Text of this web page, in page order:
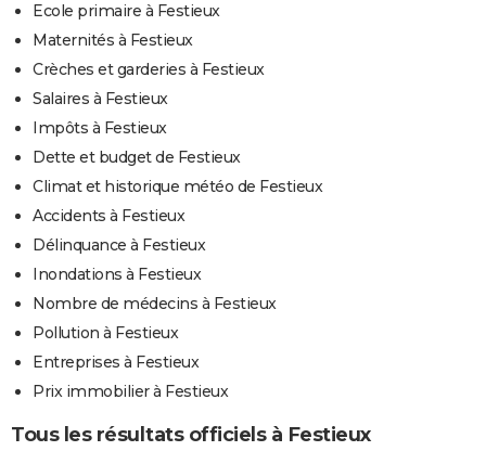
Ecole primaire à Festieux
Maternités à Festieux
Crèches et garderies à Festieux
Salaires à Festieux
Impôts à Festieux
Dette et budget de Festieux
Climat et historique météo de Festieux
Accidents à Festieux
Délinquance à Festieux
Inondations à Festieux
Nombre de médecins à Festieux
Pollution à Festieux
Entreprises à Festieux
Prix immobilier à Festieux
Tous les résultats officiels à Festieux